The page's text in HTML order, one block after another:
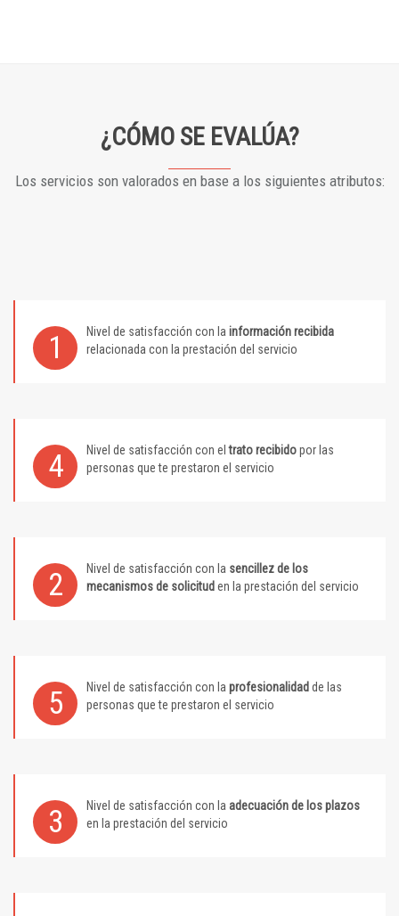
¿CÓMO SE EVALÚA?
Los servicios son valorados en base a los siguientes atributos:
1 Nivel de satisfacción con la información recibida
relacionada con la prestación del servicio
4 Nivel de satisfacción con eltrato recibidopor las
personas que te prestaron el servicio
2 Nivel de satisfacción con la sencillez de los
mecanismos de solicitud en la prestación del servicio
5 Nivel de satisfacción con la profesionalidad de las
personas que te prestaron el servicio
3 Nivel de satisfacción con la adecuación de los plazos
en la prestación del servicio